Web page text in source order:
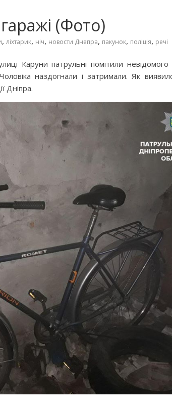
(Фото)
, ліхтарик, ніч, новости Днепра, пакунок, поліція, речі
Каруни патрульні помітили невідомого
наздогнали і затримали. Як
Дніпра.